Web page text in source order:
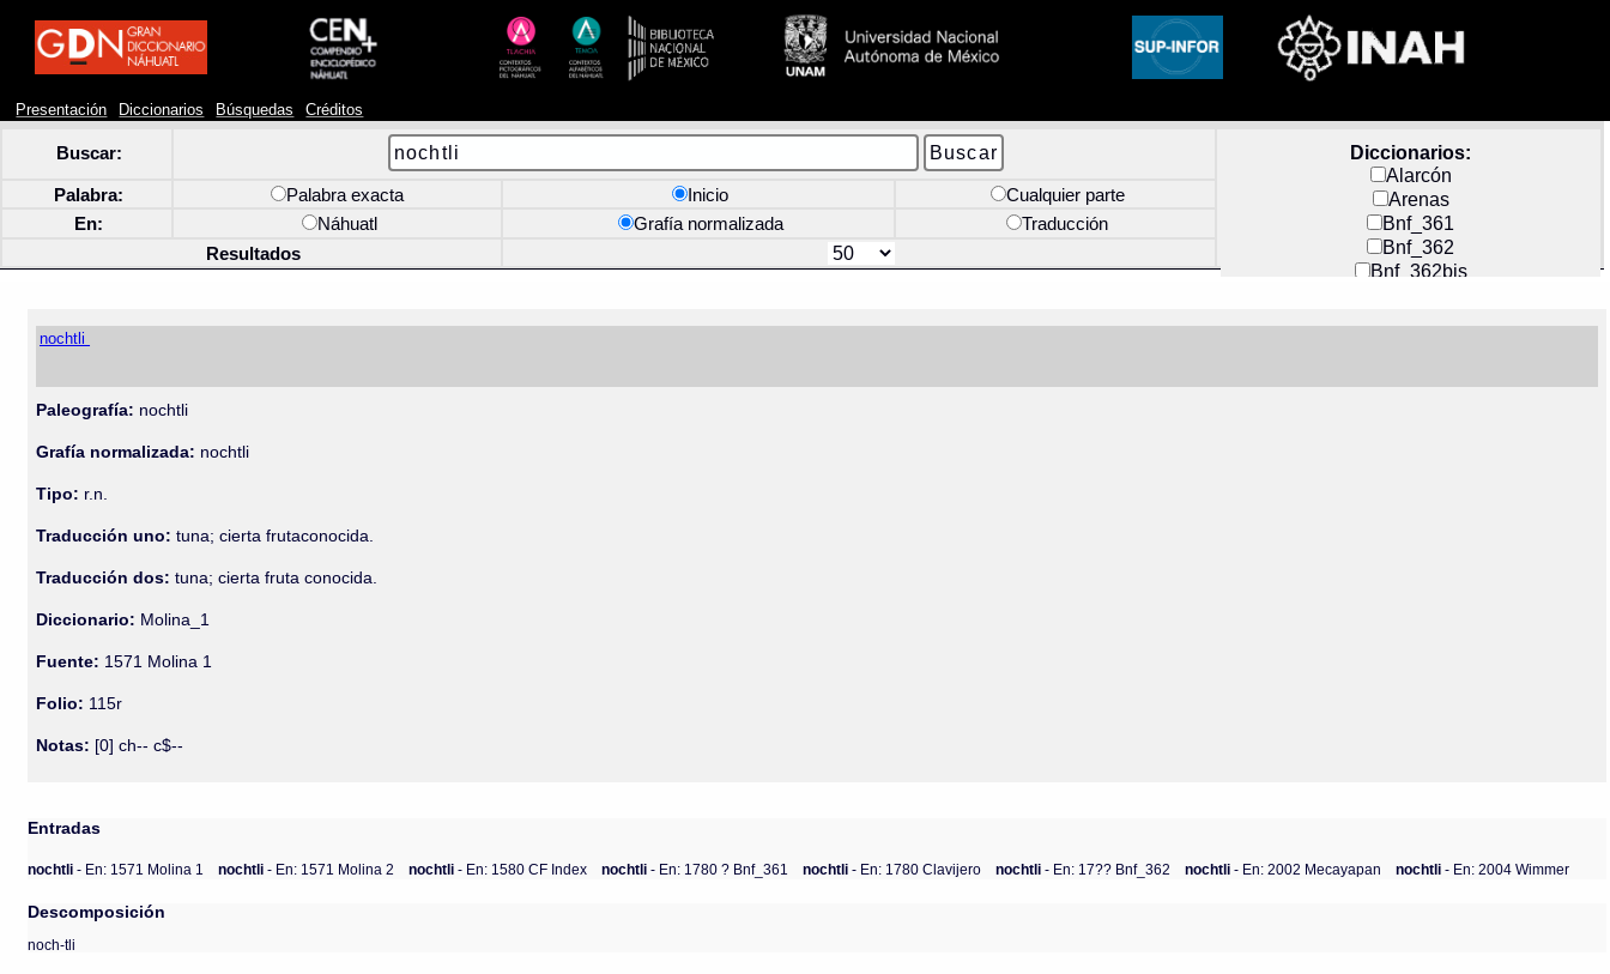
Presentación Diccionarios Búsquedas Créditos
Buscar:
Diccionarios:
Alarcón
Arenas
Bnf_361
Bnf_362
Bnf_362bis
Docs_México
Palabra: Palabra exacta Inicio
Cualquier parte
En:
Náhuatl Grafía normalizada
Traducción
Resultados
nochtli
Paleografía: nochtli
Grafía normalizada: nochtli
Tipo: r.n.
Traducción uno: tuna; cierta frutaconocida.
Traducción dos: tuna; cierta fruta conocida.
Diccionario: Molina_1
Fuente: 1571 Molina 1
Folio: 115r
Notas: [0] ch-- c$--
Entradas
nochtli- En: 1571 Molina 1 nochtli- En: 1571 Molina 2 nochtli- En: 1580 CF Index nochtli- En: 1780 ? Bnf_361 nochtli- En: 1780 Clavijero nochtli- En: 17?? Bnf_362 nochtli- En: 2002 Mecayapan nochtli- En: 2004 Wimmer
Descomposición
noch-tli